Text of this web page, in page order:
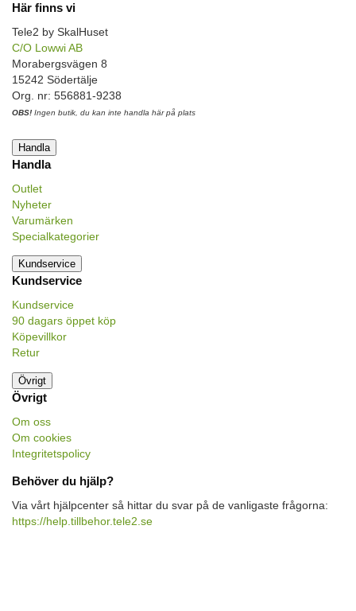
Här finns vi
Tele2 by SkalHuset
C/O Lowwi AB
Morabergsvägen 8
15242 Södertälje
Org. nr: 556881-9238
OBS! Ingen butik, du kan inte handla här på plats
Handla
Handla
Outlet
Nyheter
Varumärken
Specialkategorier
Kundservice
Kundservice
Kundservice
90 dagars öppet köp
Köpevillkor
Retur
Övrigt
Övrigt
Om oss
Om cookies
Integritetspolicy
Behöver du hjälp?
Via vårt hjälpcenter så hittar du svar på de vanligaste frågorna:
https://help.tillbehor.tele2.se